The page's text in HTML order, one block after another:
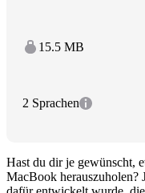
15.5 MB
2 Sprachen
Hast du dir je gewünscht,
MacBook herauszuholen?